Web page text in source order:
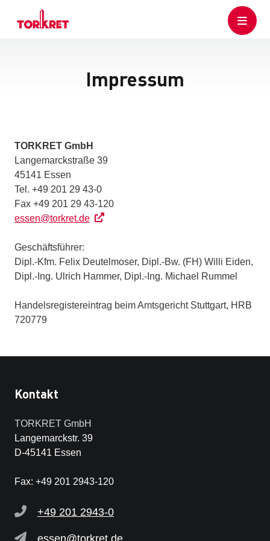
Impressum
TORKRET GmbH
Langemarckstraße 39
45141 Essen
Tel. +49 201 29 43-0
Fax +49 201 29 43-120
essen@torkret.de
Geschäftsführer:
Dipl.-Kfm. Felix Deutelmoser, Dipl.-Bw. (FH) Willi Eiden,
Dipl.-Ing. Ulrich Hammer, Dipl.-Ing. Michael Rummel
Handelsregistereintrag beim Amtsgericht Stuttgart, HRB
720779
Kontakt
TORKRET GmbH
Langemarckstr. 39
D-45141 Essen
Fax: +49 201 2943-120
+49 201 2943-0
essen@torkret.de